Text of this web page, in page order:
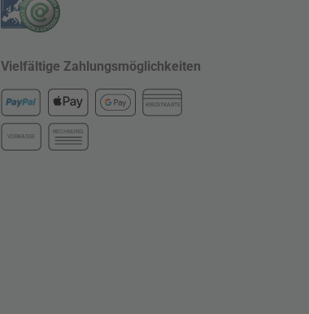
Vielfältige Zahlungsmöglichkeiten
KREDITKARTE
VORKASSE
RECHNUNG